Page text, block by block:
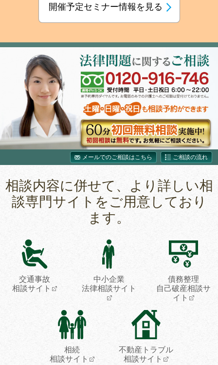
開催予定セミナー情報を見る
メールでのご相談はこちら ご相談の流れ
相談内容に併せて、より詳しい相
談専門サイトをご用意しており
ます。
交通事故
相談サイト
中小企業
法律相談サイト
債務整理
自己破産相談サ
イト
相続
相談サイト
不動産トラブル
相談サイト